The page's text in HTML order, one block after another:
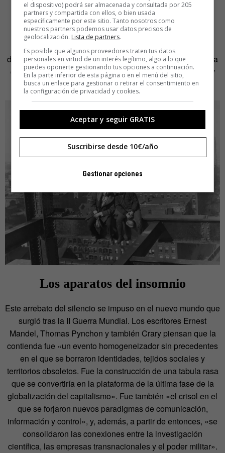
Las compañías, continúa, «gastan cada año miles de
millones en investigar cómo reducir el tiempo necesario
para tomar decisiones, cómo eliminar el tiempo inútil
dedicado a la reflexión y la contemplación. Esta es la forma
del progreso contemporáneo: la implacable apropiación y
dominio del tiempo y de la experiencia».
Los aparatos del insomnio
Este arrebato del silencio se impuso en el nuevo mundo que
surgió tras la II Guerra Mundial. Los escritores Ernest
Mandel, Thomas Pynchon y también Crary piensan que la
contienda fue «un evento homogeneizador sin precedentes
en el que se borraron identidades, tejidos sociales y
territorios obsoletos. Fue la construcción de una tabula rasa
que se convertiría en la plataforma de la última fase de la
globalización del capitalismo». Fue también «el crisol en el
que se forjaron nuevos paradigmas de comunicación,
información y control», y, además, a partir de entonces, «se
consolidaron las conexiones entre la investigación
científica, las empresas transnacionales y el poder militar».
el dispositivo) podrá ser almacenada y consultada por 205
partners y compartida con ellos, o bien usada
específicamente por este sitio. Tanto nosotros como
nuestros partners podemos usar datos precisos de
geolocalización. Lista de partners.
Es posible que algunos proveedores traten tus datos
personales en virtud de un interés legítimo, algo a lo que
puedes oponerte gestionando tus opciones a continuación.
En la parte inferior de esta página o en el menú del sitio,
busca un enlace para gestionar o retirar el consentimiento en
la configuración de privacidad y cookies.
Aceptar y seguir GRATIS
Suscribirse desde 10€/año
Gestionar opciones